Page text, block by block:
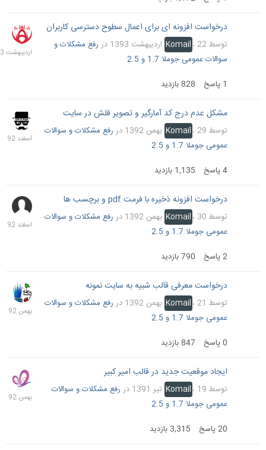
درخواست افزونه ای برای اعمال سطوح دسترسی کاربران
توسط Komail ،22 اردیبهشت 1393 دررفع مشکلات و
سوالات عمومی جوملا 1.7 و 2.5
پاسخ 828 بازدید
22
مشکل عدم درج کد آمارگیر و تصویر فلش در سایت
توسط Komail ،29 بهمن 1392 دررفع مشکلات و سوالات
عمومی جوملا 1.7 و 2.5
4پاسخ 1,135 بازدید
2
درخواست افزونه ذخیره با فرمت pdf و برچسب ها
توسط Komail ،30 بهمن 1392 دررفع مشکلات و سوالات
عمومی جوملا 1.7 و 2.5
2پاسخ 790 بازدید
2
درخواست معرفی قالب شبیه به سایت نمونه
توسط Komail ،21 بهمن 1392 دررفع مشکلات و سوالات
عمومی جوملا 1.7 و 2.5
پاسخ 847 بازدید
21
بهمن
ایجاد موقعیت جدید در قالب امیر کبیر
توسط Komail ،19 تیر 1391 دررفع مشکلات و سوالات
عمومی جوملا 1.7 و 2.5
20پاسخ 3,315 بازدید
5
بهمن